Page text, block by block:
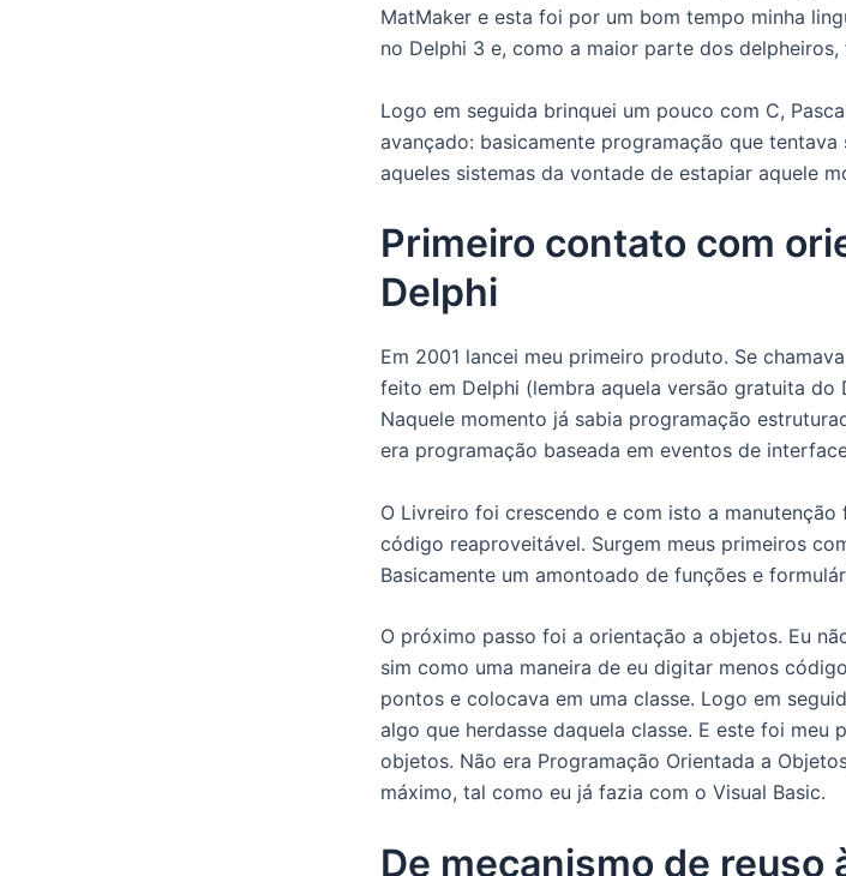
MatMaker e esta foi por um bom tempo minha
no Delphi 3 e, como a maior parte dos delpheiros,
Logo em seguida brinquei um pouco com C,
avançado: basicamente programação que
aqueles sistemas da vontade de estapiar aquele
Primeiro contato com
Delphi
Em 2001 lancei meu primeiro produto. Se
feito em Delphi (lembra aquela versão gratuita do
Naquele momento já sabia programação
era programação baseada em eventos de
O Livreiro foi crescendo e com isto a
código reaproveitável. Surgem meus primeiros
Basicamente um amontoado de funções e
O próximo passo foi a orientação a objetos. Eu
sim como uma maneira de eu digitar menos
pontos e colocava em uma classe. Logo em
algo que herdasse daquela classe. E este foi
objetos. Não era Programação Orientada a
máximo, tal como eu já fazia com o Visual Basic.
De mecanismo de reuso